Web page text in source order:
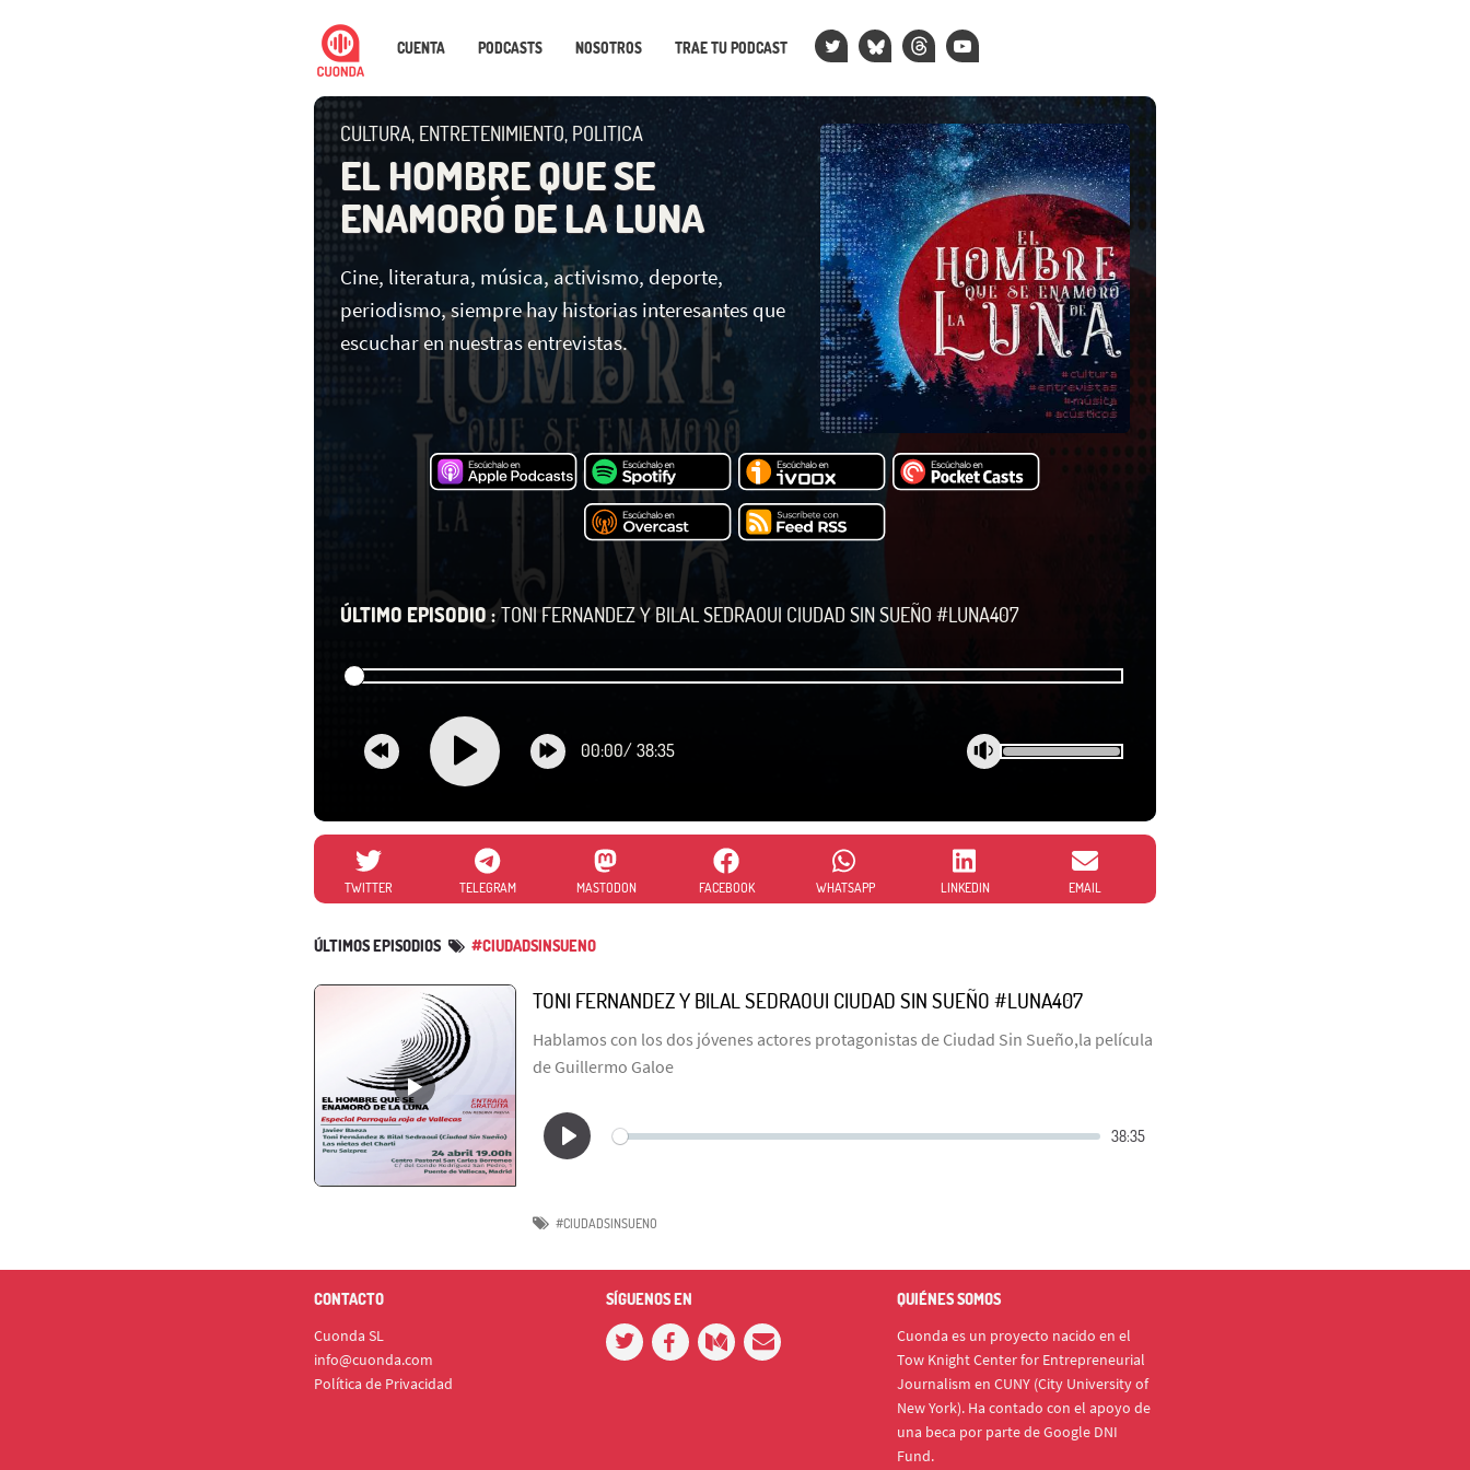
CUENTA PODCASTS NOSOTROS TRAE TU PODCAST
CULTURA, ENTRETENIMIENTO, POLITICA
EL HOMBRE QUE SE
ENAMORÓ DE LA LUNA
Cine, literatura, música, activismo, deporte,
periodismo, siempre hay historias interesantes que
escuchar en nuestras entrevistas.
ÚLTIMO EPISODIO : TONI FERNANDEZ Y BILAL SEDRAOUI CIUDAD SIN SUEÑO #LUNA407
00:00/ 38:35
TWITTER TELEGRAM MASTODON FACEBOOK WHATSAPP LINKEDIN EMAIL
ÚLTIMOS EPISODIOS #CIUDADSINSUENO
TONI FERNANDEZ Y BILAL SEDRAOUI CIUDAD SIN SUEÑO #LUNA407
Hablamos con los dos jóvenes actores protagonistas de Ciudad Sin Sueño,la película
de Guillermo Galoe
#CIUDADSINSUENO
CONTACTO
Cuonda SL
info@cuonda.com
Política de Privacidad
SÍGUENOS EN QUIÉNES SOMOS
Cuonda es un proyecto nacido en el
Tow Knight Center for Entrepreneurial
Journalism en CUNY (City University of
New York). Ha contado con el apoyo de
una beca por parte de Google DNI
Fund.